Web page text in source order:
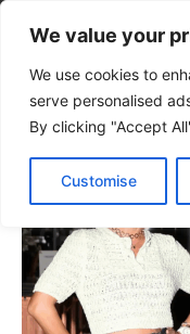
We value your
We use cookies to
serve personalised
By clicking "Accept
Customise
Tags Ηλιάνα
Tag: